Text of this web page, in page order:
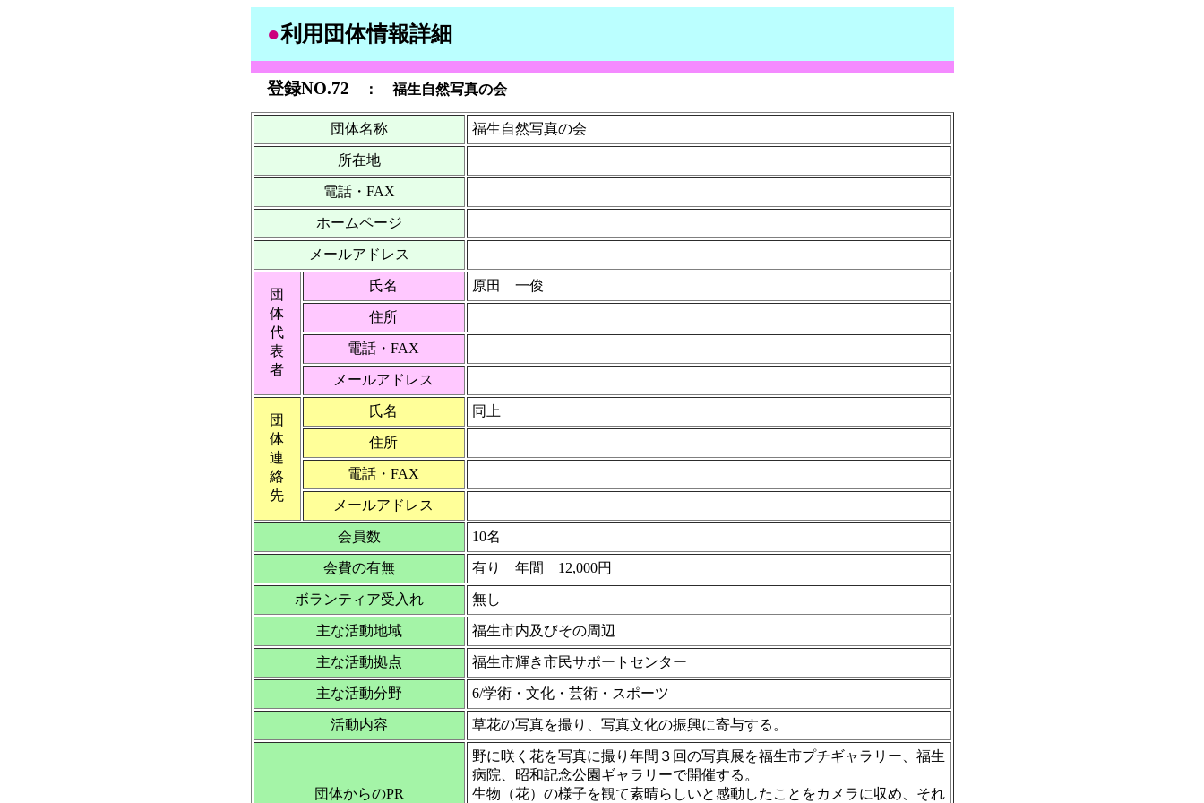
●利用団体情報詳細
登録NO.72 ：福生自然写真の会
団体名称 福生自然写真の会
所在地
電話・FAX
ホームページ
メールアドレス
団
体
代
表
者
氏名 原田 一俊
住所
電話・FAX
メールアドレス
団
体
連
絡
先
氏名 同上
住所
電話・FAX
メールアドレス
会員数 10名
会費の有無 有り 年間 12,000円
ボランティア受入れ 無し
主な活動地域 福生市内及びその周辺
主な活動拠点 福生市輝き市民サポートセンター
主な活動分野 6/学術・文化・芸術・スポーツ
活動内容 草花の写真を撮り、写真文化の振興に寄与する。
団体からのPR
野に咲く花を写真に撮り年間３回の写真展を福生市プチギャラリー、福生
病院、昭和記念公園ギャラリーで開催する。
生物（花）の様子を観て素晴らしいと感動したことをカメラに収め、それ